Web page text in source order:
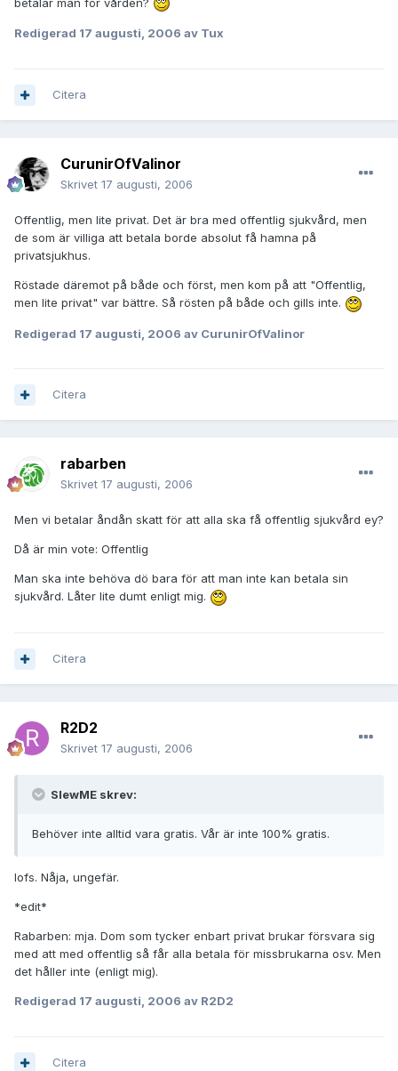
Redigerad 17 augusti, 2006 av Tux
Citera
CurunirOfValinor
Skrivet 17 augusti, 2006
Offentlig, men lite privat. Det är bra med offentlig sjukvård, men
de som är villiga att betala borde absolut få hamna på
privatsjukhus.
Röstade däremot på både och först, men kom på att "Offentlig,
men lite privat" var bättre. Så rösten på både och gills inte.
Redigerad 17 augusti, 2006 av CurunirOfValinor
Citera
rabarben
Skrivet 17 augusti, 2006
Men vi betalar åndån skatt för att alla ska få offentlig sjukvård ey?
Då är min vote: Offentlig
Man ska inte behöva dö bara för att man inte kan betala sin
sjukvård. Låter lite dumt enligt mig.
Citera
R2D2
Skrivet 17 augusti, 2006
SlewME skrev:
Behöver inte alltid vara gratis. Vår är inte 100% gratis.
Iofs. Nåja, ungefär.
*edit*
Rabarben: mja. Dom som tycker enbart privat brukar försvara sig
med att med offentlig så får alla betala för missbrukarna osv. Men
det håller inte (enligt mig).
Redigerad 17 augusti, 2006 av R2D2
Citera